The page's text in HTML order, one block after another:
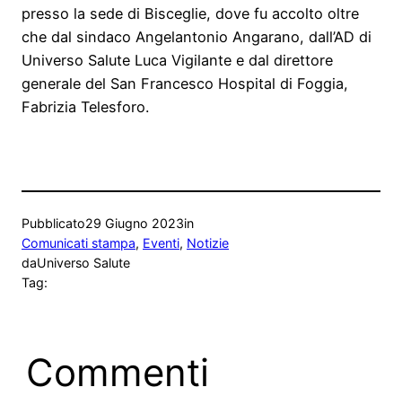
presso la sede di Bisceglie, dove fu accolto oltre
che dal sindaco Angelantonio Angarano, dall’AD di
Universo Salute Luca Vigilante e dal direttore
generale del San Francesco Hospital di Foggia,
Fabrizia Telesforo.
Pubblicato29 Giugno 2023in
Comunicati stampa, Eventi, Notizie
daUniverso Salute
Tag:
Commenti